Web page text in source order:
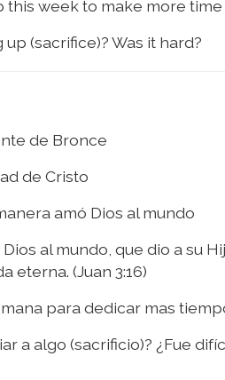
this week to make more
(sacrifice)? Was it hard?
de Bronce
de Cristo
amó Dios al mundo
al mundo, que dio a su
eterna. (Juan 3:16)
para dedicar mas
a algo (sacrificio)? ¿Fue